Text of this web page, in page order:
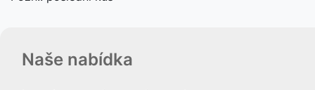
Naše nabídka